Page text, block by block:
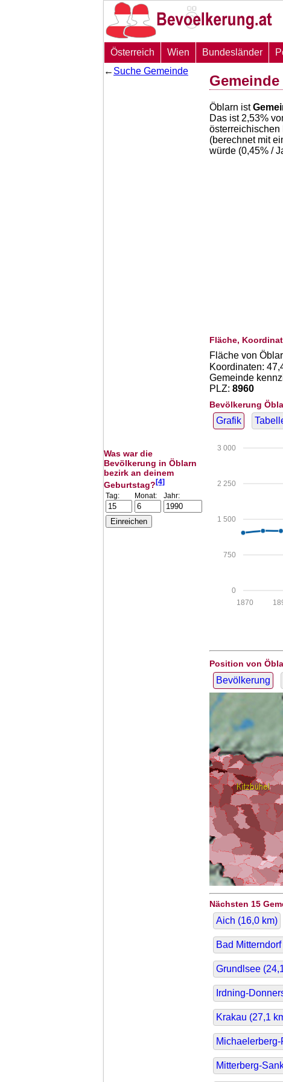
Österreich Wien Bundesländer
← Suche Gemeinde
Was war die
Bevölkerung in Öblarn
bezirk an deinem
Geburtstag?[4]
Tag: Monat: Jahr:
Öblarn ist
Das ist2,53%
österreichischen
(berechnet mit
würde (0,45% /
Fläche,
Fläche von
Koordinaten:
Gemeinde
PLZ: 8960
Bevölkerung
Grafik
0
750
1 500
2 250
3 000
1870
Position von
Bevölkerung
Nächsten 15
Aich (16,0 km)
Bad Mitterndorf
Grundlsee (
Irdning-
Krakau (27,1
Mitterberg-